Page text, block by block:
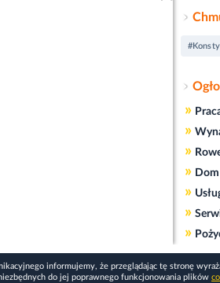
»
»
»
»
»
»
»
informujemy, że przeglądając tę stronę
do jej poprawnego funkcjonowania plików